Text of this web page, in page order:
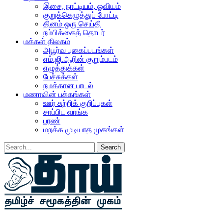
இசை, நாட்டியம், ஓவியம்
குறுக்கெழுத்துப் போட்டி
தினம் ஒரு செய்தி
நம்பிக்கைத் தொடர்
மக்கள் திலகம்
அபூர்வ புகைப்படங்கள்
எம்.ஜி.ஆரின் குறும்படம்
எழுத்துக்கள்
பேச்சுக்கள்
நமக்கான பாடல்
மணாவின் பக்கங்கள்
ஊர் சுற்றிக் குறிப்புகள்
சாப்பிட வாங்க
பரண்
மறக்க முடியாத முகங்கள்